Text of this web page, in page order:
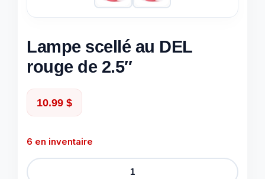
Lampe scellé au DEL
rouge de 2.5″
10.99 $
6 en inventaire
quantité